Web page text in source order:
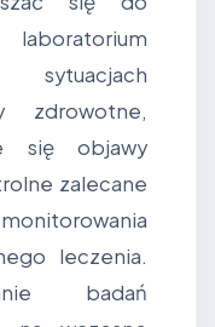
zdrowotne,
się objawy
zalecane
leczenia.
badań